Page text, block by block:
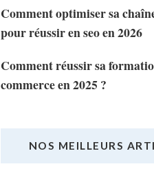
Comment optimiser sa
pour réussir en seo en 2026
Comment réussir sa
commerce en 2025 ?
NOS MEILLEURS